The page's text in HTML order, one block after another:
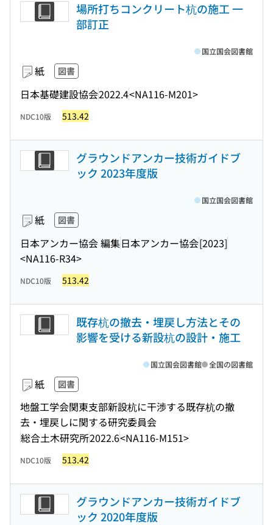
場所打ちコンクリート杭の施工 一
部訂正
紙 図書
日本基礎建設協会2022.4<NA116-M201>
国立国会図書館
NDC10版 513.42
グラウンドアンカー技術ガイドブ
ック 2023年度版
紙 図書
日本アンカー協会 編集日本アンカー協会[2023]
<NA116-R34>
国立国会図書館
NDC10版 513.42
既存杭の撤去・埋戻し方法とその
影響を受ける新設杭の設計・施工
紙 図書
地盤工学会関東支部新設杭に干渉する既存杭の撤
去・埋戻しに関する研究委員会
総合土木研究所2022.6<NA116-M151>
国立国会図書館 全国の図書館
NDC10版 513.42
グラウンドアンカー技術ガイドブ
ック 2020年度版